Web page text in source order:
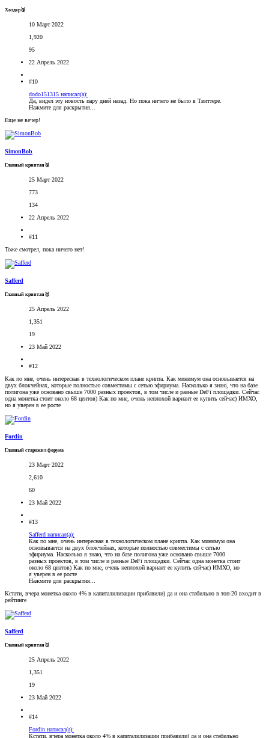
Холдер🥉
10 Март 2022
1,920
95
22 Апрель 2022
#10
dodo151315 написал(а):
Да, видел эту новость пару дней назад. Но пока ничего не было в Твиттере.
Нажмите для раскрытия...
Еще не вечер!
SimonBob
Главный криптан🥉
25 Март 2022
773
134
22 Апрель 2022
#11
Тоже смотрел, пока ничего нет!
Safferd
Главный криптан🥇
25 Апрель 2022
1,351
19
23 Май 2022
#12
Как по мне, очень интересная в технологическом плане крипта. Как минимум она основывается на
двух блокчейнах, которые полностью совместимы с сетью эфириума. Насколько я знаю, что на базе
полигона уже основано свыше 7000 разных проектов, в том числе и разные DeFi площадки. Сейчас
одна монетка стоит около 68 центов) Как по мне, очень неплохой вариант ее купить сейчас) ИМХО,
но я уверен в ее росте
Fordin
Главный старожил форума
23 Март 2022
2,610
60
23 Май 2022
#13
Safferd написал(а):
Как по мне, очень интересная в технологическом плане крипта. Как минимум она
основывается на двух блокчейнах, которые полностью совместимы с сетью
эфириума. Насколько я знаю, что на базе полигона уже основано свыше 7000
разных проектов, в том числе и разные DeFi площадки. Сейчас одна монетка стоит
около 68 центов) Как по мне, очень неплохой вариант ее купить сейчас) ИМХО, но
я уверен в ее росте
Нажмите для раскрытия...
Кстати, вчера монетка около 4% в капиталилизации прибавили) да и она стабильно в топ-20 входит в
рейтинге
Safferd
Главный криптан🥇
25 Апрель 2022
1,351
19
23 Май 2022
#14
Fordin написал(а):
Кстати, вчера монетка около 4% в капиталилизации прибавили) да и она стабильно